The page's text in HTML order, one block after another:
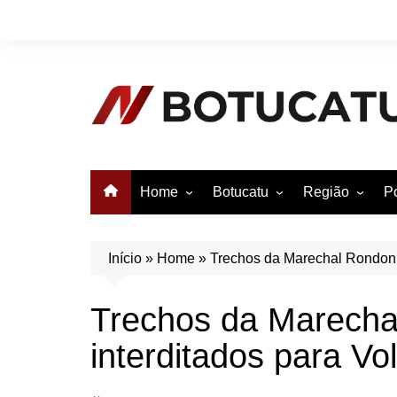
Home Botucatu
Conheça Botucatu!
Região
Bauru
Itatinga
Pardinho
Início » Home » Trechos da Marechal
Trechos da
interditados para